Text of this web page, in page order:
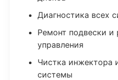
Диагностика всех
Ремонт подвески и
управления
Чистка инжектора
системы